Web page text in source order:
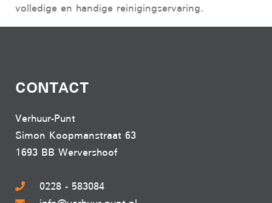
volledige en handige reinigingservaring.
CONTACT
Verhuur-Punt
Simon Koopmanstraat 63
1693 BB Wervershoof
0228 - 583084